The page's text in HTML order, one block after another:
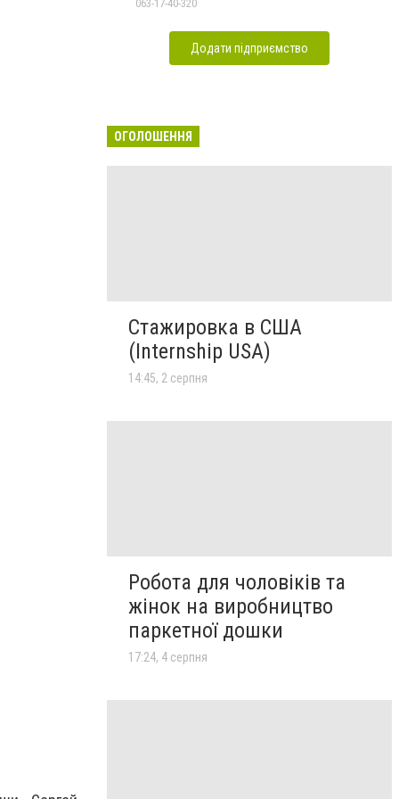
063-17-40-320
Додати підприємство
ОГОЛОШЕННЯ
Стажировка в США
(Internship USA)
14:45, 2 серпня
Робота для чоловіків та
жінок на виробництво
паркетної дошки
17:24, 4 серпня